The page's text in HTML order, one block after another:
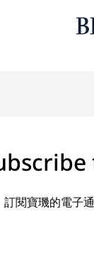
訂閱寶璣的電子